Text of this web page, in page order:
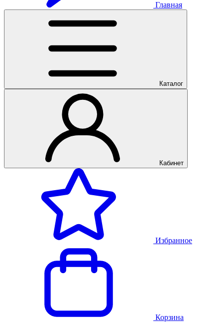
Главная
Каталог
Кабинет
Избранное
Корзина